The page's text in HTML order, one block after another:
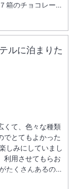
箱のチョコレート
たのですが、
がもう一度電話し
った」と折り返し
ルに泊まりた
くて、色々な種類
でとてもよかった
しみにしていまし
利用させてもらお
たくさんあるので